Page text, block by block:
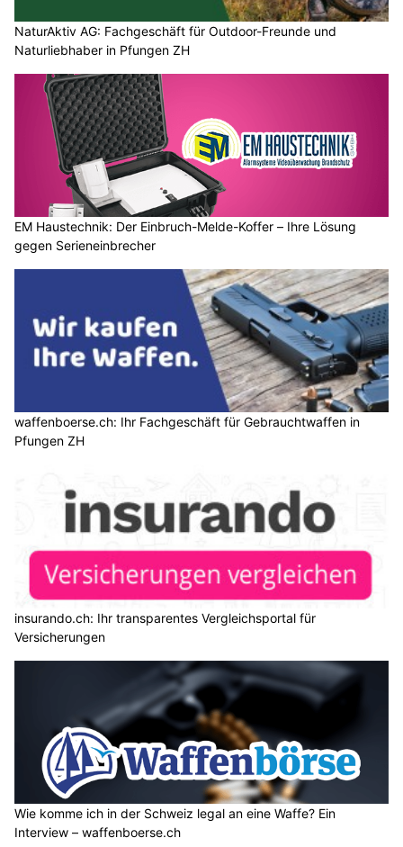
NaturAktiv AG: Fachgeschäft für Outdoor-Freunde und
Naturliebhaber in Pfungen ZH
EM Haustechnik: Der Einbruch-Melde-Koffer – Ihre Lösung
gegen Serieneinbrecher
waffenboerse.ch: Ihr Fachgeschäft für Gebrauchtwaffen in
Pfungen ZH
insurando.ch: Ihr transparentes Vergleichsportal für
Versicherungen
Wie komme ich in der Schweiz legal an eine Waffe? Ein
Interview – waffenboerse.ch